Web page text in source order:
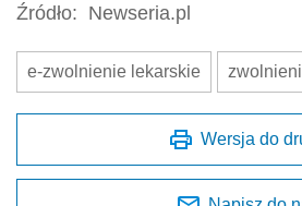
Źródło: Newseria.pl
e-zwolnienie lekarskie
Wersja do